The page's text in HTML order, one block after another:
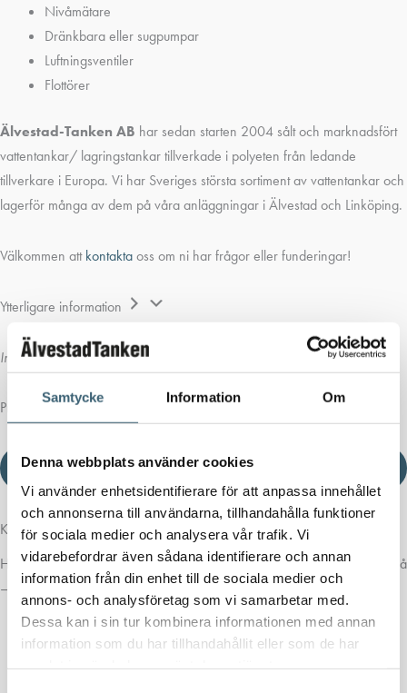
Samtycke Information Om
Denna webbplats använder cookies
Vi använder enhetsidentifierare för att anpassa innehållet
och annonserna till användarna, tillhandahålla funktioner
för sociala medier och analysera vår trafik. Vi
vidarebefordrar även sådana identifierare och annan
information från din enhet till de sociala medier och
annons- och analysföretag som vi samarbetar med.
Dessa kan i sin tur kombinera informationen med annan
information som du har tillhandahållit eller som de har
Nivåmätare
Dränkbara eller sugpumpar
Luftningsventiler
Flottörer
Älvestad-Tanken AB har sedan starten 2004 sålt och marknadsfört
vattentankar/ lagringstankar tillverkade i polyeten från ledande
tillverkare i Europa. Vi har Sveriges största sortiment av vattentankar och
lagerför många av dem på våra anläggningar i Älvestad och Linköping.
Välkommen attkontaktaoss om ni har frågor eller funderingar!
Ytterligare information
Inga attribut att visa.
Produktblad
Ladda ner produktblad
Komplettera med rätt tillval
Här har vi samlat produkter som ofta passar bra ihop med det du tittar på
– för en mer komplett lösning.